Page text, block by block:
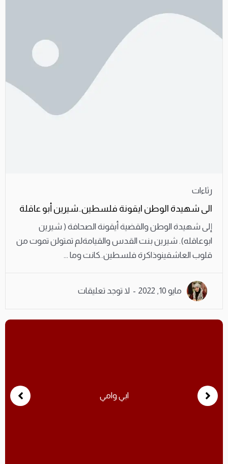
رثاءات
الى شهيدة الوطن ايقونة فلسطين..شيرين أبو عاقلة
إلى شهيدة الوطن والقضية أيقونة الصحافة ( شيرين
ابوعاقله). شيرين بنت القدس والقيامةلم تمتولن تموت من
قلوب العاشقينوذاكرة فلسطين..كانت وما ...
مايو 10, 2022 لا توجد تعليقات
ابي وامي